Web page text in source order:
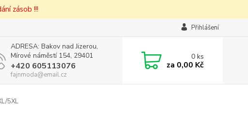
zásob !!!
Přihlášení
ADRESA: Bakov nad Jizerou,
Mírové náměstí 154, 29401
+420 605113076
fajnmoda@email.cz
0ks
za 0,00 Kč
5XL